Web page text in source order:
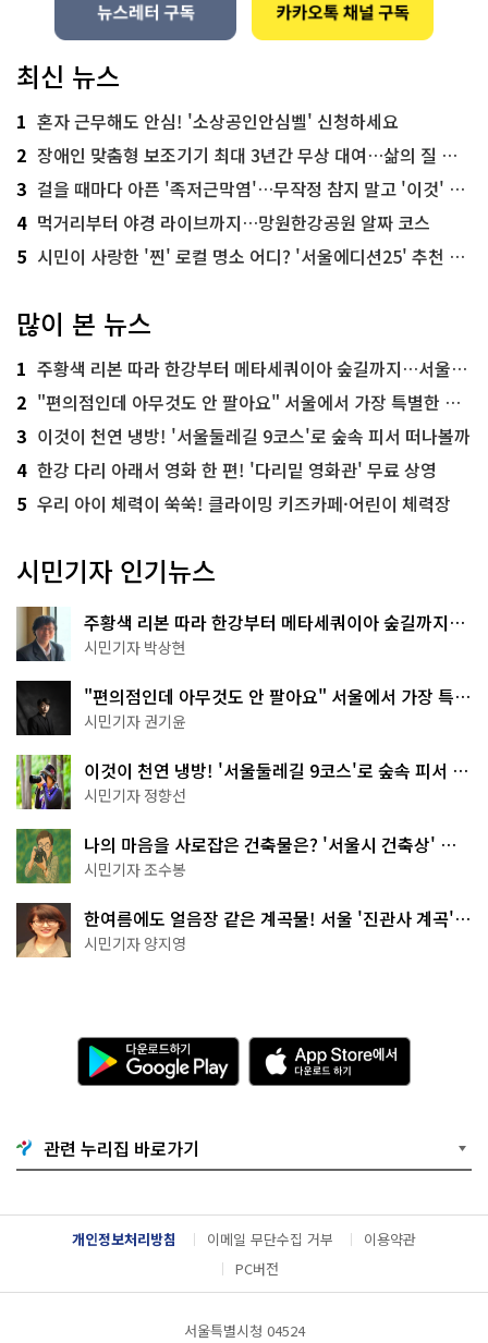
최신 뉴스
1 혼자 근무해도 안심! '소상공인안심벨' 신청하세요
2 장애인 맞춤형 보조기기 최대 3년간 무상 대여…삶의 질 높인다
3 걸을 때마다 아픈 '족저근막염'…무작정 참지 말고 '이것' 해보세요!
4 먹거리부터 야경 라이브까지…망원한강공원 알짜 코스
5 시민이 사랑한 '찐' 로컬 명소 어디? '서울에디션25' 추천 코스
많이 본 뉴스
1 주황색 리본 따라 한강부터 메타세쿼이아 숲길까지…서울둘레길 15코스
2 "편의점인데 아무것도 안 팔아요" 서울에서 가장 특별한 편의점의 정체
3 이것이 천연 냉방! '서울둘레길 9코스'로 숲속 피서 떠나볼까
4 한강 다리 아래서 영화 한 편! '다리밑 영화관' 무료 상영
5 우리 아이 체력이 쑥쑥! 클라이밍 키즈카페·어린이 체력장
시민기자 인기뉴스
주황색 리본 따라 한강부터 메타세쿼이아 숲길까지…
서울둘레길 15코스
시민기자 박상현
"편의점인데 아무것도 안 팔아요" 서울에서 가장 특별
한 편의점의 정체
시민기자 권기윤
이것이 천연 냉방! '서울둘레길 9코스'로 숲속 피서 떠
나볼까
시민기자 정향선
나의 마음을 사로잡은 건축물은? '서울시 건축상' 수
상작 공개!
시민기자 조수봉
한여름에도 얼음장 같은 계곡물! 서울 '진관사 계곡'이
천국이네~
시민기자 양지영
다
운
로
기
G
o
g
l
e
l
A
p
p
e
서
다
운
드
관련 누리집 바로가기
개인정보처리방침 이메일 무단수집 거부
이용약관
PC버전
서울특별시청 04524